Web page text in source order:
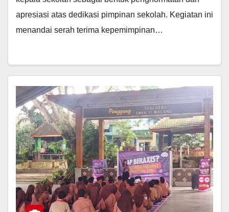
apresiasi atas dedikasi pimpinan sekolah. Kegiatan ini
menandai serah terima kepemimpinan…